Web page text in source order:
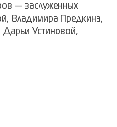
— заслуженных
Владимира Предкина,
Дарьи Устиновой,